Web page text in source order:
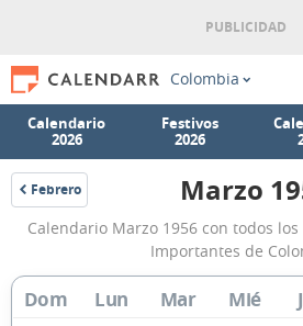
Colombia
Calendario
2026
Festivos
2026
Febrero
1956
de
Marzo
Calendario Marzo 1956 con todos los
Importantes de
Dom Lun Mar Mié